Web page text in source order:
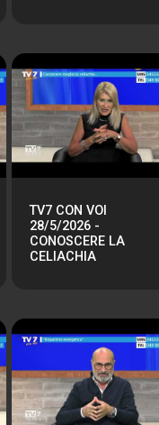
TV7 CON VOI
28/5/2026 -
CONOSCERE LA
CELIACHIA